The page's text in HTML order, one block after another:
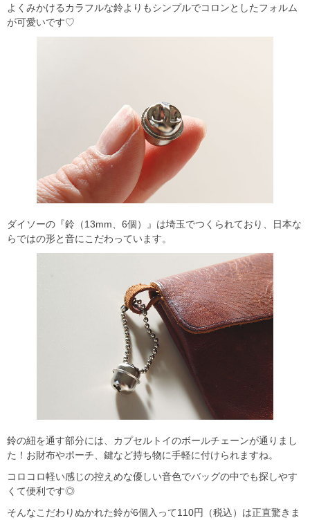
よくみかけるカラフルな鈴よりもシンプルでコロンとしたフォルム
が可愛いです♡
ダイソーの『鈴（13mm、6個）』は埼玉でつくられており、日本な
らではの形と音にこだわっています。
鈴の紐を通す部分には、カプセルトイのボールチェーンが通りまし
た！お財布やポーチ、鍵など持ち物に手軽に付けられますね。
コロコロ軽い感じの控えめな優しい音色でバッグの中でも探しやす
くて便利です◎
そんなこだわりぬかれた鈴が6個入って110円（税込）は正直驚きま